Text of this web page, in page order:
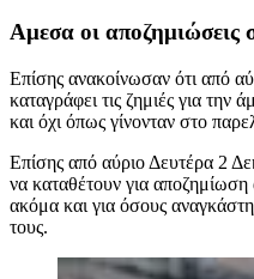
Αμεσα οι αποζημιώσεις
Επίσης ανακοίνωσαν ότι από
καταγράφει τις ζημιές για
και όχι όπως γίνονταν στο
Επίσης από αύριο Δευτέρα 2
να καταθέτουν για αποζημίωση
ακόμα και για όσους
τους.